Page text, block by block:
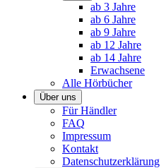
ab 3 Jahre
ab 6 Jahre
ab 9 Jahre
ab 12 Jahre
ab 14 Jahre
Erwachsene
Alle Hörbücher
Über uns
Für Händler
FAQ
Impressum
Kontakt
Datenschutzerklärung